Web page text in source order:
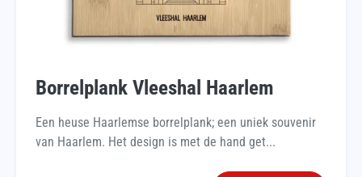
Borrelplank Vleeshal Haarlem
Een heuse Haarlemse borrelplank; een uniek souvenir
van Haarlem. Het design is met de hand get...